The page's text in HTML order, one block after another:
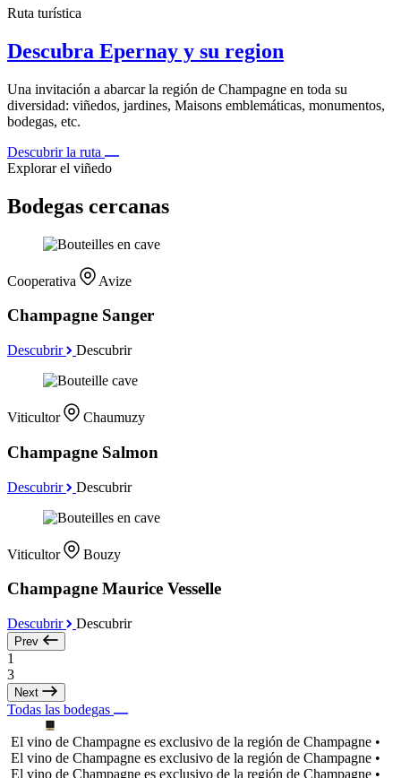
Ruta turística
Descubra Epernay y su region
Una invitación a abarcar la región de Champagne en toda su
diversidad: viñedos, jardines, Maisons emblemáticas, monumentos,
bodegas, etc.
Descubrir la ruta
Explorar el viñedo
Bodegas cercanas
Cooperativa Avize
Champagne Sanger
Descubrir Descubrir
Viticultor Chaumuzy
Champagne Salmon
Descubrir Descubrir
Viticultor Bouzy
Champagne Maurice Vesselle
Descubrir Descubrir
Prev
1
3
Next
Todas las bodegas
El vino de Champagne es exclusivo de la región de Champagne •
El vino de Champagne es exclusivo de la región de Champagne •
El vino de Champagne es exclusivo de la región de Champagne •